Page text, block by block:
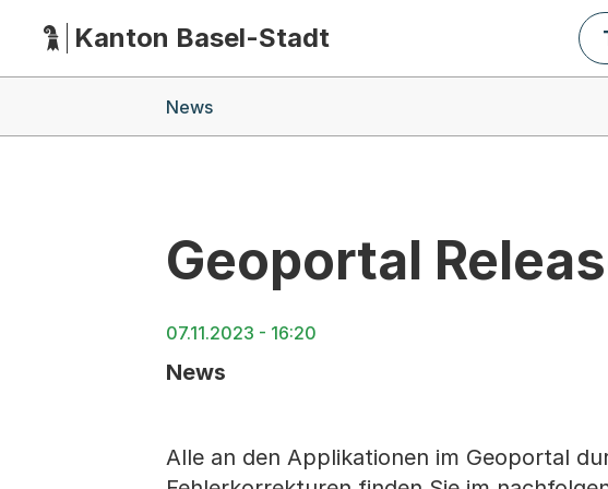
HauptnavigationKanton Basel-Stadt
News
Geoportal
07.11.2023 - 16:20
News
Alle an den Applikationen im Geoportal